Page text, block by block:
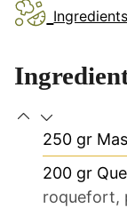
Ingredients
250 gr
200 gr
roquefort,